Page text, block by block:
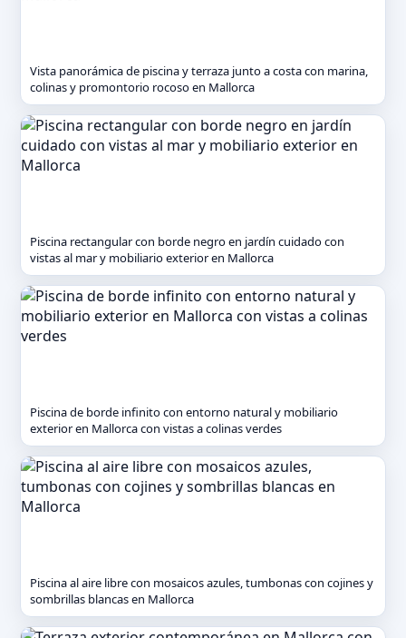
Vista panorámica de piscina y terraza junto a costa con marina,
colinas y promontorio rocoso en Mallorca
Piscina rectangular con borde negro en jardín cuidado con
vistas al mar y mobiliario exterior en Mallorca
Piscina de borde infinito con entorno natural y mobiliario
exterior en Mallorca con vistas a colinas verdes
Piscina al aire libre con mosaicos azules, tumbonas con cojines y
sombrillas blancas en Mallorca